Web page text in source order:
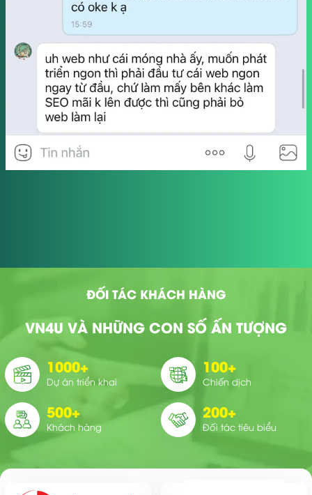
ĐỐI TÁC KHÁCH HÀNG
VN4U VÀ NHỮNG CON SỐ ẤN TƯỢNG
1000+
Dự án triển khai
100+
Chiến dịch
500+
Khách hàng
200+
Đối tác tiêu biểu